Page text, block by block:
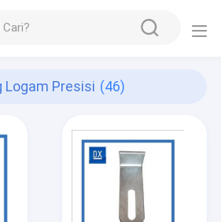
Logam Presisi (46)